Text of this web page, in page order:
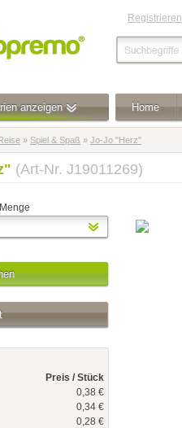
Registrieren
anzeigen Home
» Spiel & Spaß » Jo-Jo "Herz"
(Art-Nr. J19011269)
Preis / Stück
0,38 €
0,34 €
0,28 €